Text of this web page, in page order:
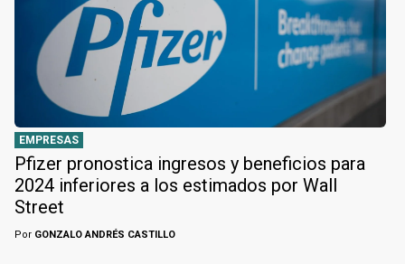
EMPRESAS
Pfizer pronostica ingresos y beneficios para
2024 inferiores a los estimados por Wall
Street
Por GONZALO ANDRÉS CASTILLO